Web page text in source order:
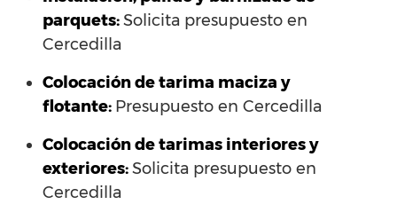
parquets:Solicita presupuesto en
Cercedilla
Colocación de tarima maciza y
flotante: Presupuesto en Cercedilla
Colocación de tarimas interiores y
exteriores:Solicita presupuesto en
Cercedilla